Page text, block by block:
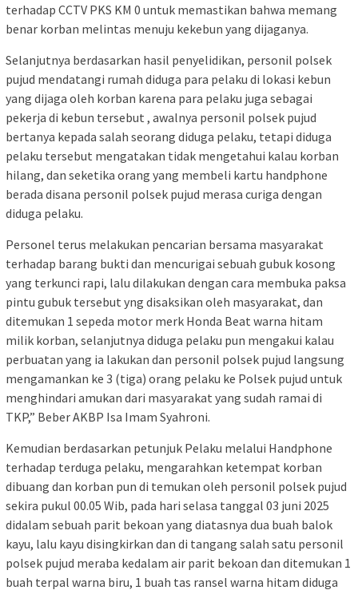
terhadap CCTV PKS KM 0 untuk memastikan bahwa memang
benar korban melintas menuju kekebun yang dijaganya.
Selanjutnya berdasarkan hasil penyelidikan, personil polsek
pujud mendatangi rumah diduga para pelaku di lokasi kebun
yang dijaga oleh korban karena para pelaku juga sebagai
pekerja di kebun tersebut , awalnya personil polsek pujud
bertanya kepada salah seorang diduga pelaku, tetapi diduga
pelaku tersebut mengatakan tidak mengetahui kalau korban
hilang, dan seketika orang yang membeli kartu handphone
berada disana personil polsek pujud merasa curiga dengan
diduga pelaku.
Personel terus melakukan pencarian bersama masyarakat
terhadap barang bukti dan mencurigai sebuah gubuk kosong
yang terkunci rapi, lalu dilakukan dengan cara membuka paksa
pintu gubuk tersebut yng disaksikan oleh masyarakat, dan
ditemukan 1 sepeda motor merk Honda Beat warna hitam
milik korban, selanjutnya diduga pelaku pun mengakui kalau
perbuatan yang ia lakukan dan personil polsek pujud langsung
mengamankan ke 3 (tiga) orang pelaku ke Polsek pujud untuk
menghindari amukan dari masyarakat yang sudah ramai di
TKP,” Beber AKBP Isa Imam Syahroni.
Kemudian berdasarkan petunjuk Pelaku melalui Handphone
terhadap terduga pelaku, mengarahkan ketempat korban
dibuang dan korban pun di temukan oleh personil polsek pujud
sekira pukul 00.05 Wib, pada hari selasa tanggal 03 juni 2025
didalam sebuah parit bekoan yang diatasnya dua buah balok
kayu, lalu kayu disingkirkan dan di tangang salah satu personil
polsek pujud meraba kedalam air parit bekoan dan ditemukan 1
buah terpal warna biru, 1 buah tas ransel warna hitam diduga